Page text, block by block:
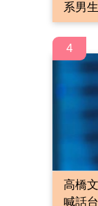
系男生
4
高橋
喊話